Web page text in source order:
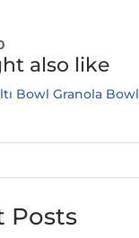
also like
Bowl Granola Bowl
Posts